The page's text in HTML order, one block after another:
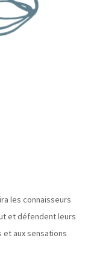
les connaisseurs
et défendent leurs
aux sensations